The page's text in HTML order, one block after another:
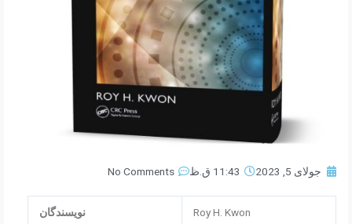
جولای 5, 2023 11:43 ق.ظ No Comments
Roy H. Kwon نویسندگان